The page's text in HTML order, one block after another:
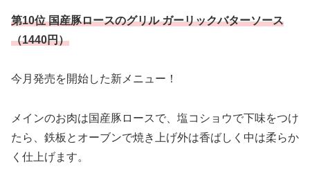
第10位 国産豚ロースのグリル ガーリックバターソース
（1440円）
今月発売を開始した新メニュー！
メインのお肉は国産豚ロースで、塩コショウで下味をつけ
たら、鉄板とオーブンで焼き上げ外は香ばしく中は柔らか
く仕上げます。